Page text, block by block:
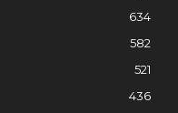
634
582
521
436